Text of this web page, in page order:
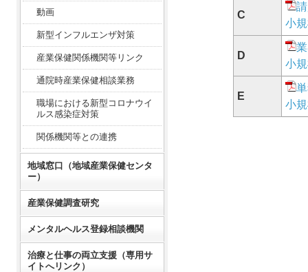
C
小
D
小
E
小
動画
新型インフルエンザ対策
産業保健関係機関等リンク
通院時産業保健相談業務
職場における新型コロナウイ
ルス感染症対策
関係機関等との連携
地域窓口（地域産業保健センタ
ー）
産業保健調査研究
メンタルヘルス登録相談機関
治療と仕事の両立支援（専用サ
イトへリンク）